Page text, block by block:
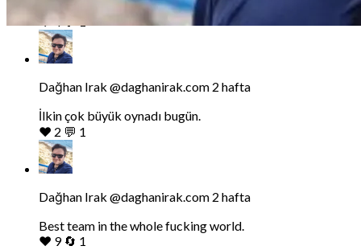
eczacısı mı olacaktı?
❤️ 4💬
Bluesky'da
Dağhan
Irak
tarafindan
yazilan
gonderiyi
goruntule
Dağhan Irak @daghanirak.com 2 hafta
İlkin çok büyük oynadı bugün.
❤️ 2 💬 1
Bluesky'da
Dağhan
Irak
tarafindan
yazilan
gonderiyi
goruntule
Dağhan Irak @daghanirak.com 2 hafta
Best team in the whole fucking world.
❤️ 9 🔄 1